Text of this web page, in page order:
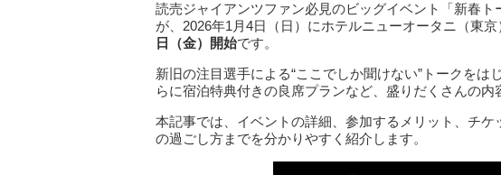
読売ジャイアンツファン必見のビッグイベント「新春ト
が、2026年1月4日（日）にホテルニューオータニ（東京
日（金）開始です。
新旧の注目選手による“ここでしか聞けない”トークをは
らに宿泊特典付きの良席プランなど、盛りだくさんの内
本記事では、イベントの詳細、参加するメリット、チ
の過ごし方までを分かりやすく紹介します。